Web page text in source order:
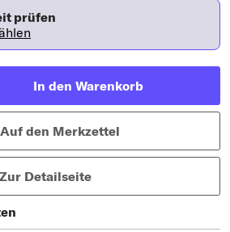
prüfen
In den Warenkorb
Auf den Merkzettel
Zur Detailseite